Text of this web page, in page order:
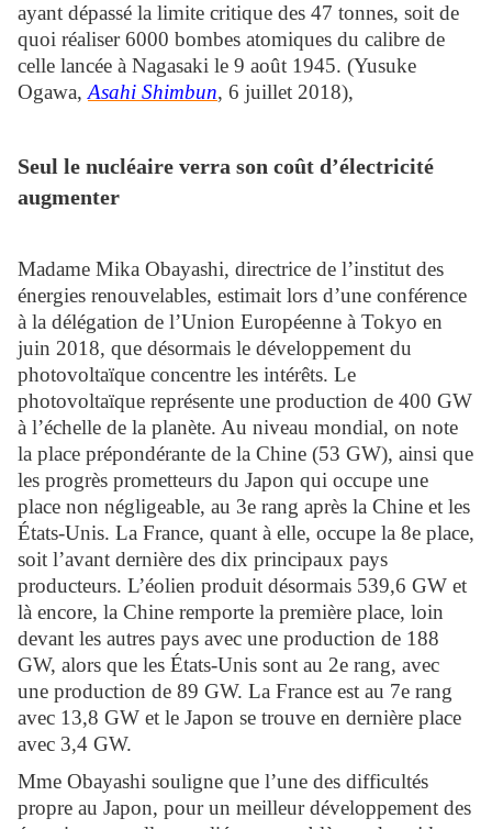
ayant dépassé la limite critique des 47 tonnes, soit de
quoi réaliser 6000 bombes atomiques du calibre de
celle lancée à Nagasaki le 9 août 1945. (Yusuke
Ogawa, Asahi Shimbun, 6 juillet 2018),
Seul le nucléaire verra son coût d’électricité
augmenter
Madame Mika Obayashi, directrice de l’institut des
énergies renouvelables, estimait lors d’une conférence
à la délégation de l’Union Européenne à Tokyo en
juin 2018, que désormais le développement du
photovoltaïque concentre les intérêts. Le
photovoltaïque représente une production de 400 GW
à l’échelle de la planète. Au niveau mondial, on note
la place prépondérante de la Chine (53 GW), ainsi que
les progrès prometteurs du Japon qui occupe une
place non négligeable, au 3e rang après la Chine et les
États-Unis. La France, quant à elle, occupe la 8e place,
soit l’avant dernière des dix principaux pays
producteurs. L’éolien produit désormais 539,6 GW et
là encore, la Chine remporte la première place, loin
devant les autres pays avec une production de 188
GW, alors que les États-Unis sont au 2e rang, avec
une production de 89 GW. La France est au 7e rang
avec 13,8 GW et le Japon se trouve en dernière place
avec 3,4 GW.
Mme Obayashi souligne que l’une des difficultés
propre au Japon, pour un meilleur développement des